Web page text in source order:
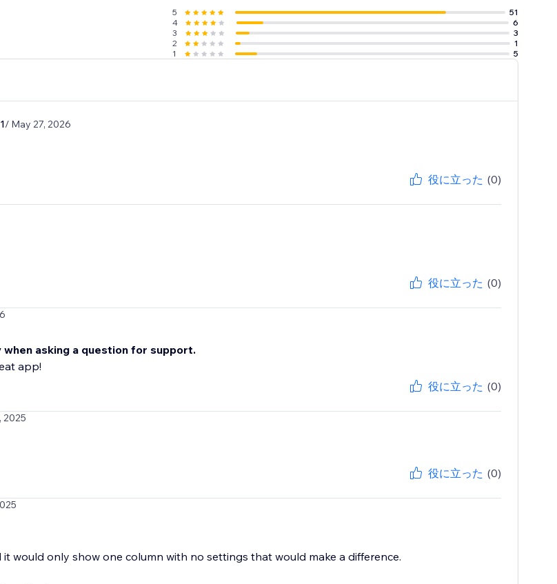
5
51
4
6
3
3
2
1
1
5
/ May 27, 2026
役に立った (0)
役に立った (0)
asking a question for support.
app!
役に立った (0)
2025
役に立った (0)
would only show one column with no settings that would make a difference.